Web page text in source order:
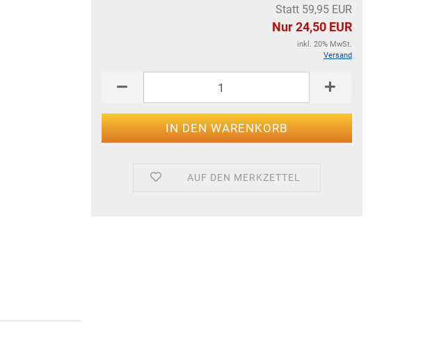
Statt 59,95 EUR
Nur 24,50 EUR
inkl. 20% MwSt.
Versand
AUF DEN MERKZETTEL